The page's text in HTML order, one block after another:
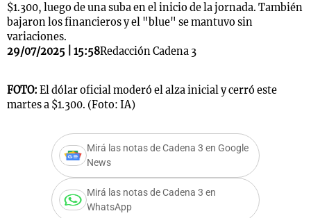
$1.300, luego de una suba en el inicio de la jornada. También
bajaron los financieros y el "blue" se mantuvo sin
variaciones.
29/07/2025 | 15:58Redacción Cadena 3
FOTO: El dólar oficial moderó el alza inicial y cerró este
martes a $1.300. (Foto: IA)
Mirá las notas de Cadena 3 en Google
News
Mirá las notas de Cadena 3 en
WhatsApp